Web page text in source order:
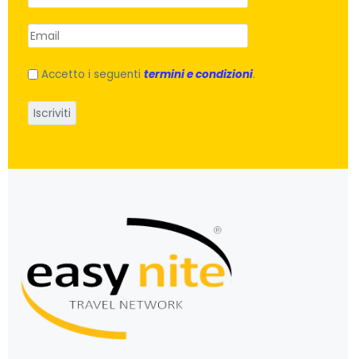
Accetto i seguenti termini e condizioni.